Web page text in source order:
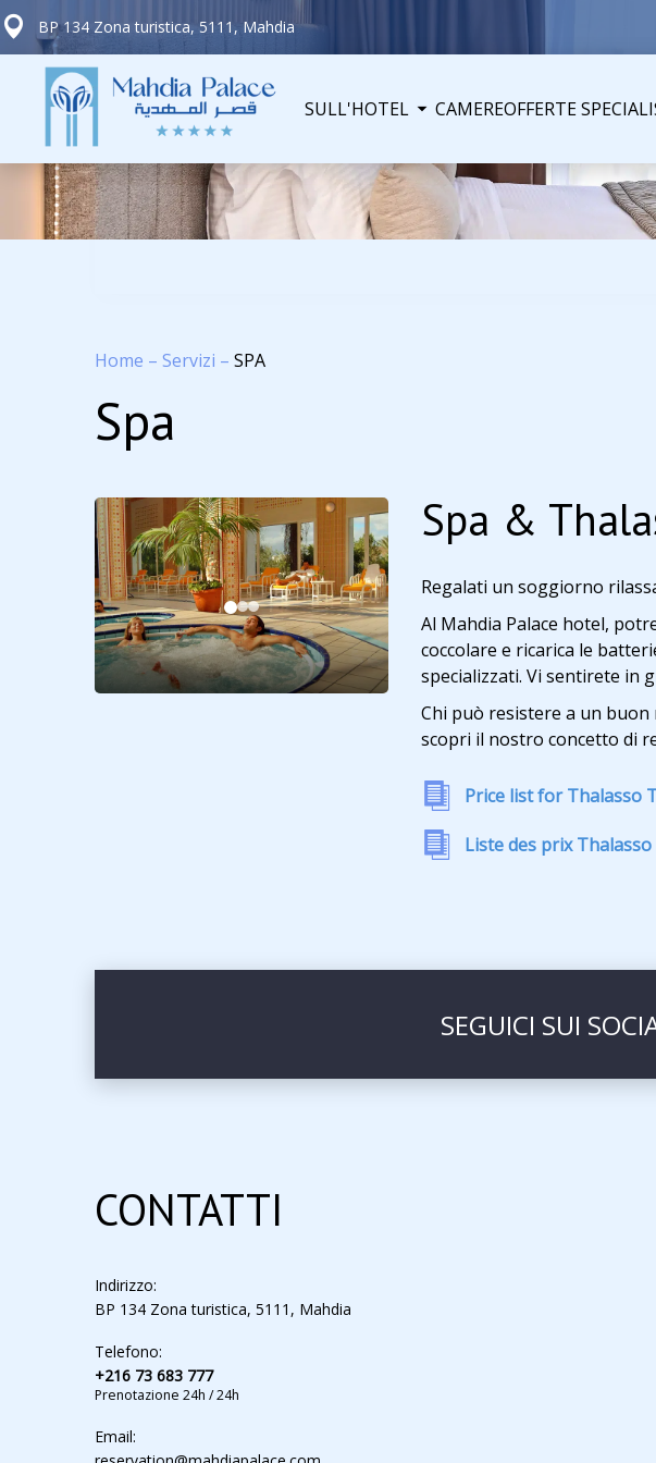
BP 134 Zona turistica, 5111, Mahdia
SULL'HOTEL CAMEREOFFERTE SPECIALI
Home – Servizi – SPA
Spa
Spa &
Regalati un soggiorno
Al Mahdia Palace hotel,
coccolare e ricarica le
specializzati. Vi sentirete in
Chi può resistere a un
scopri il nostro concetto di
Price list for Thalasso
Liste des prix
SEGUICI SUI
CONTATTI
Indirizzo:
BP 134 Zona turistica, 5111, Mahdia
Telefono:
+216 73 683 777
Prenotazione 24h / 24h
Email: